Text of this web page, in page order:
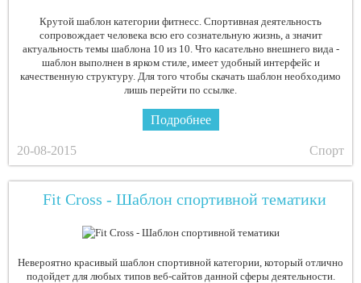
Крутой шаблон категории фитнесс. Спортивная деятельность
сопровождает человека всю его сознательную жизнь, а значит
актуальность темы шаблона 10 из 10. Что касательно внешнего вида -
шаблон выполнен в ярком стиле, имеет удобный интерфейс и
качественную структуру. Для того чтобы скачать шаблон необходимо
лишь перейти по ссылке.
Подробнее
20-08-2015 Спорт
Fit Cross - Шаблон спортивной тематики
Невероятно красивый шаблон спортивной категории, который отлично
подойдет для любых типов веб-сайтов данной сферы деятельности.